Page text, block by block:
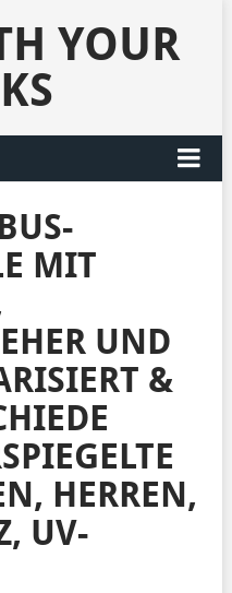
YOUR
MIT
UND
&
HERREN,
UV-